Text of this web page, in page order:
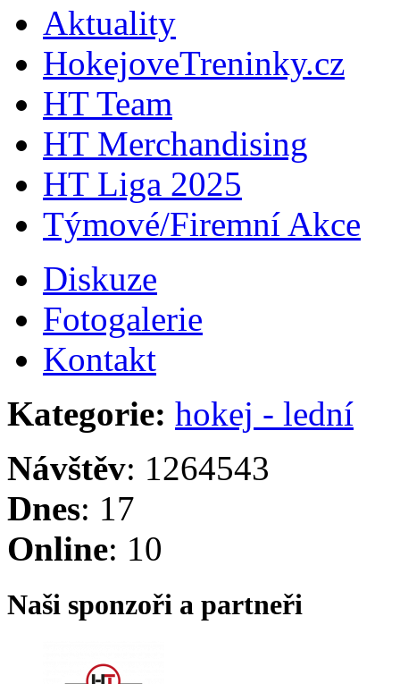
Aktuality
HokejoveTreninky.cz
HT Team
HT Merchandising
HT Liga 2025
Týmové/Firemní Akce
Diskuze
Fotogalerie
Kontakt
Kategorie: hokej - lední
Návštěv: 1264543
Dnes: 17
Online: 10
Naši sponzoři a partneři